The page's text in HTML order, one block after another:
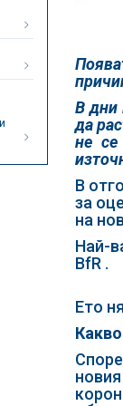
В дни
да
не
В
за
на
Най-
BfR .
Ето